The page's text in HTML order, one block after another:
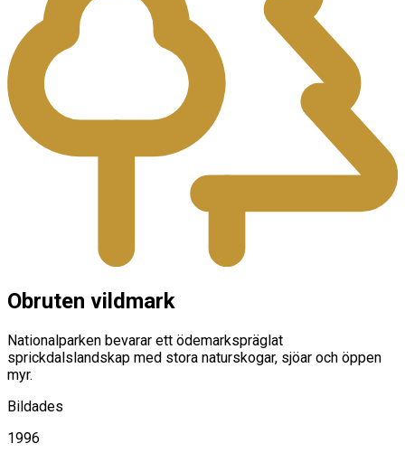
Obruten vildmark
Nationalparken bevarar ett ödemarkspräglat
sprickdalslandskap med stora naturskogar, sjöar och öppen
myr.
Bildades
1996